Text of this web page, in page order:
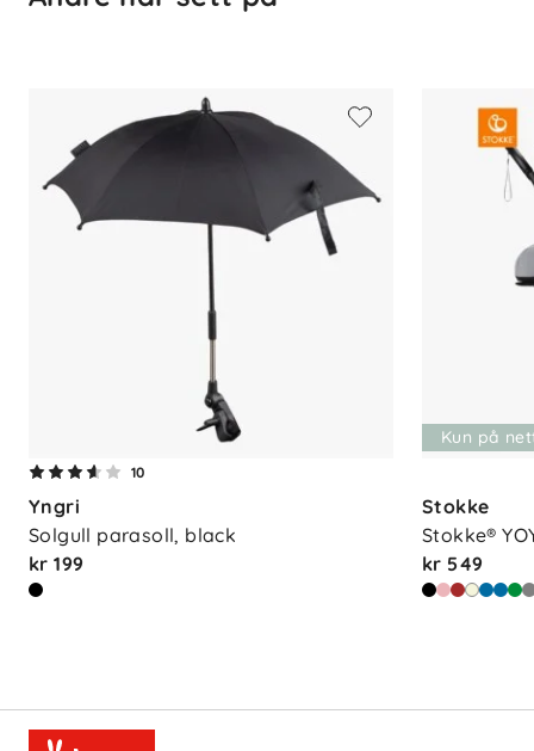
- YOYO® Liggedel
- YOYO® 6+ Pack
10
Yngri
Solgull parasoll, black
kr 199
Kun på
Stokke
Stokke®
kr 549